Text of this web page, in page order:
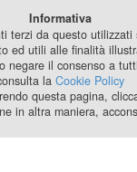
Informativa
terzi da questo utilizzati
ed utili alle finalità
negare il consenso a
la Cookie Policy
questa pagina,
in altra maniera,